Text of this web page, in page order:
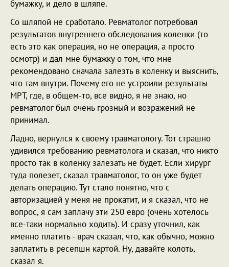
бумажку, и дело в шляпе.
Со шляпой не сработало. Ревматолог потребовал
результатов внутреннего обследования коленки (то
есть это как операция, но не операция, а просто
осмотр) и дал мне бумажку о том, что мне
рекомендовано сначала залезть в коленку и выяснить,
что там внутри. Почему его не устроили результаты
МРТ, где, в общем-то, все видно, я не знаю, но
ревматолог был очень грозный и возражений не
принимал.
Ладно, вернулся к своему травматологу. Тот страшно
удивился требованию ревматолога и сказал, что никто
просто так в коленку залезать не будет. Если хирург
туда полезет, сказал травматолог, то он уже будет
делать операцию. Тут стало понятно, что с
авторизацией у меня не прокатит, и я сказал, что не
вопрос, я сам заплачу эти 250 евро (очень хотелось
все-таки нормально ходить). И сразу уточнил, как
именно платить - врач сказал, что, как обычно, можно
заплатить в ресепшн картой. Ну, давайте колоть,
сказал я.